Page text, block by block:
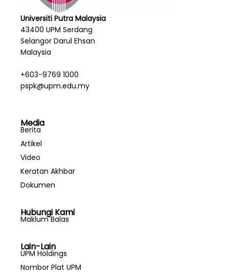
Universiti Putra Malaysia
43400 UPM Serdang
Selangor Darul Ehsan
Malaysia
+603-9769 1000
pspk@upm.edu.my
Media
Berita
Artikel
Video
Keratan Akhbar
Dokumen
Hubungi Kami
Maklum Balas
Lain-Lain
UPM Holdings
Nombor Plat UPM